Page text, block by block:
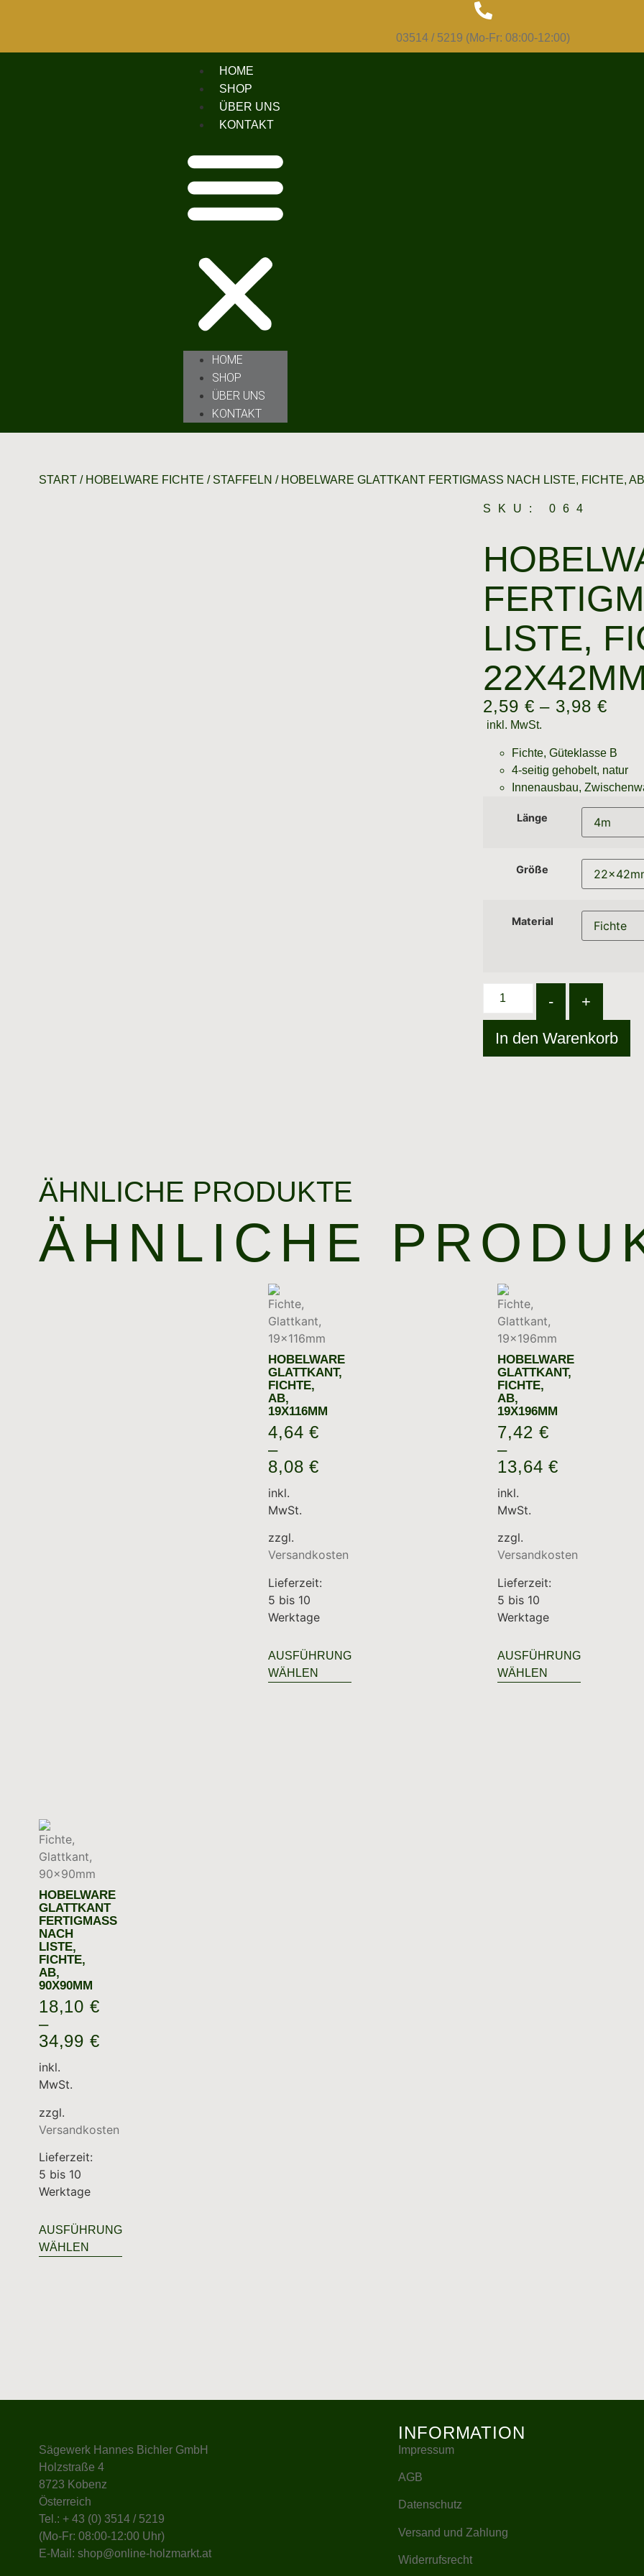
03514 / 5219 (Mo-Fr: 08:00-12:00)
HOME
SHOP
ÜBER UNS
KONTAKT
HOME
SHOP
ÜBER UNS
KONTAKT
START/ HOBELWARE FICHTE / STAFFELN / HOBELWARE GLATTKANT FERTIGMASS NACH LISTE, FICHTE, AB,
SKU: 064
ISTE,
2X42MM
2,59 € – 3,98 €
inkl. MwSt.
Fichte, Güteklasse B
4-seitig gehobelt, natur
Innenausbau,
Länge
Größe
Material
- +
In den Warenkorb
ÄHNLICHE PRODUKTE
ÄHNLICHE
HOBELWARE
GLATTKANT,
FICHTE,
AB,
19X116MM
4,64€
–
8,08€
inkl.
MwSt.
zzgl.
Versandkosten
Lieferzeit:
5 bis 10
Werktage
AUSFÜHRUNG
WÄHLEN
HOBELWARE
GLATTKANT,
FICHTE,
AB,
19X196MM
7,42 €
–
13,64€
inkl.
MwSt.
zzgl.
Versandkosten
Lieferzeit:
5 bis 10
Werktage
AUSFÜHRUNG
WÄHLEN
HOBELWARE
GLATTKANT
FERTIGMASS N
ACH L
ISTE, F
ICHTE, A
B, 9
0X90MM
18,10€
–
34,99€
inkl.
MwSt.
zzgl.
Versandkosten
Lieferzeit:
5 bis 10
Werktage
AUSFÜHRUNG
WÄHLEN
Sägewerk Hannes Bichler GmbH
Holzstraße 4
8723 Kobenz
Österreich
Tel.: + 43 (0) 3514 / 5219
(Mo-Fr: 08:00-12:00 Uhr)
E-Mail: shop@online-holzmarkt.at
INFORMATION
Impressum
AGB
Datenschutz
Versand und Zahlung
Widerrufsrecht